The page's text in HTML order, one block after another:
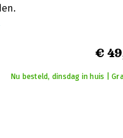
€
Nu besteld, dinsdag in huis |